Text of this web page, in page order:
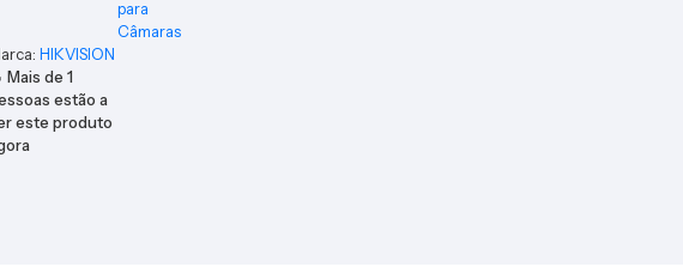
para
Câmaras
HIKVISION
Mais de 1
estão a
este produto